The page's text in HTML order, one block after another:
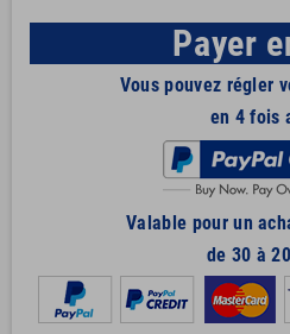
Payer
Vous pouvez régler
en 4 fois
Valable pour un
de 30 à